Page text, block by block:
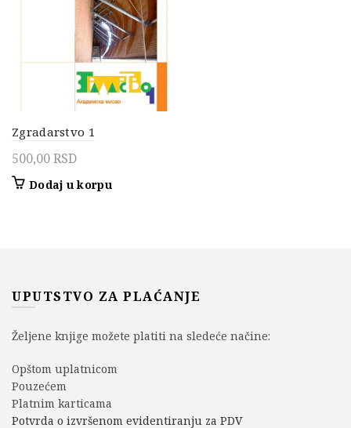
Zgradarstvo 1
500,00RSD
Dodaj u korpu
UPUTSTVO ZA PLAĆANJE
Željene knjige možete platiti na sledeće načine:
Opštom uplatnicom
Pouzećem
Platnim karticama
Potvrda o izvršenom evidentiranju za PDV